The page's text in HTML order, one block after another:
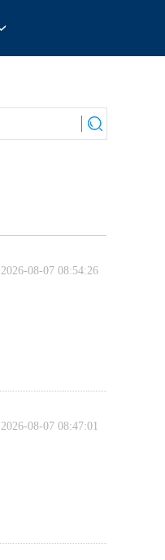
2026-08-07 08:54:26
2026-08-07 08:47:01